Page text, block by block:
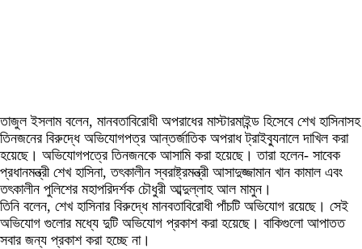
তাজুল ইসলাম বলেন, মানবতাবিরোধী অপরাধের মাস্টারমাইন্ড হিসেবে শেখ হাসিনাসহ
তিনজনের বিরুদ্ধে অভিযোগপত্র আন্তর্জাতিক অপরাধ ট্রাইব্যুনালে দাখিল করা
হয়েছে। অভিযোগপত্রে তিনজনকে আসামি করা হয়েছে। তারা হলেন- সাবেক
প্রধানমন্ত্রী শেখ হাসিনা, তৎকালীন স্বরাষ্ট্রমন্ত্রী আসাদুজ্জামান খান কামাল এবং
তৎকালীন পুলিশের মহাপরিদর্শক চৌধুরী আব্দুল্লাহ আল মামুন।
তিনি বলেন, শেখ হাসিনার বিরুদ্ধে মানবতাবিরোধী পাঁচটি অভিযোগ রয়েছে। সেই
অভিযোগ গুলোর মধ্যে দুটি অভিযোগ প্রকাশ করা হয়েছে। বাকিগুলো আপাতত
সবার জন্য প্রকাশ করা হচ্ছে না।